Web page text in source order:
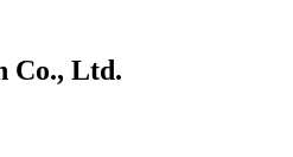
Co., Ltd.